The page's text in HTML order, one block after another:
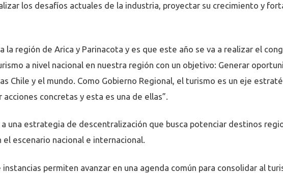
los desafíos actuales de la industria, proyectar su crecimiento y
la región de Arica y Parinacota y es que este año se va a realizar el
a nivel nacional en nuestra región con un objetivo: Generar
Chile y el mundo. Como Gobierno Regional, el turismo es un eje
concretas y esta es una de ellas”.
una estrategia de descentralización que busca potenciar destinos
escenario nacional e internacional.
permiten avanzar en una agenda común para consolidar al